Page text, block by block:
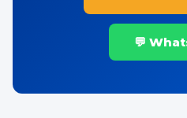
💬